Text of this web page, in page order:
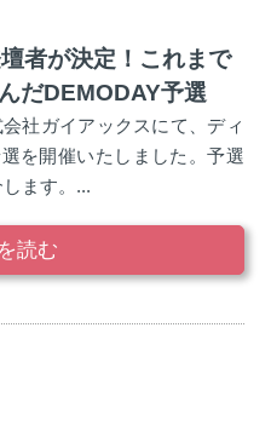
者が決定！これまで
だDEMODAY予選
社ガイアックスにて、ディ
を開催いたしました。予選
ます。...
読む